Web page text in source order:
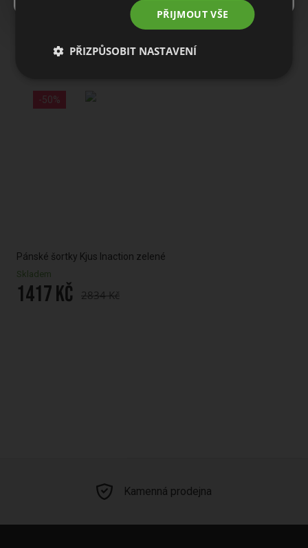
-50%
Pánské šortky Kjus Inaction zelené
Skladem
1417 Kč 2834 Kč
Kamenná prodejna
PŘIJMOUT VŠE
PŘIZPŮSOBIT NASTAVENÍ